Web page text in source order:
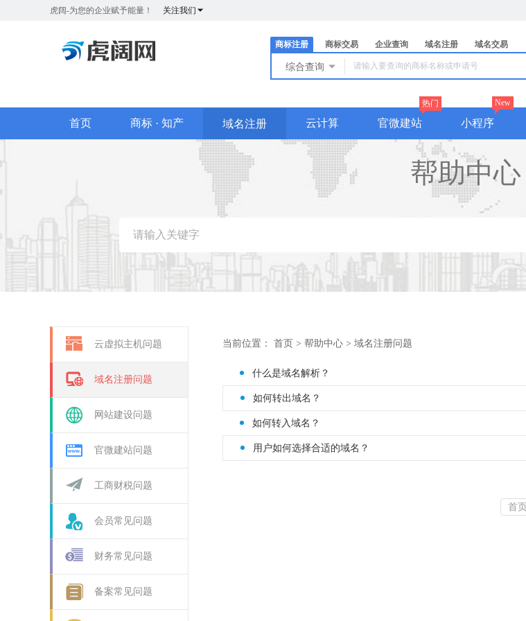
虎阔-为您的企业赋予能量！ 关注我们
商标注册 商标交易 企业查询 域名注册 域名交易
综合查询 
首页 商标 · 知产 域名注册 云计算 官微建站
热门
小程序
New
帮助中心
云虚拟主机问题
域名注册问题
网站建设问题
官微建站问题
工商财税问题
会员常见问题
财务常见问题
备案常见问题
当前位置： 首页 > 帮助中心 > 域名注册问题
什么是域名解析？
如何转出域名？
如何转入域名？
用户如何选择合适的域名？
首页